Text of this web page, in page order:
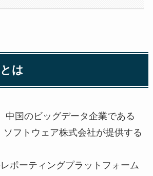
は
中国のビッグデータ企業である
フトウェア株式会社が提供する
ポーティングプラットフォーム